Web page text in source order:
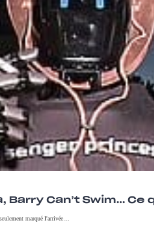
Barry Can’t Swim…
marqué l'arrivée…